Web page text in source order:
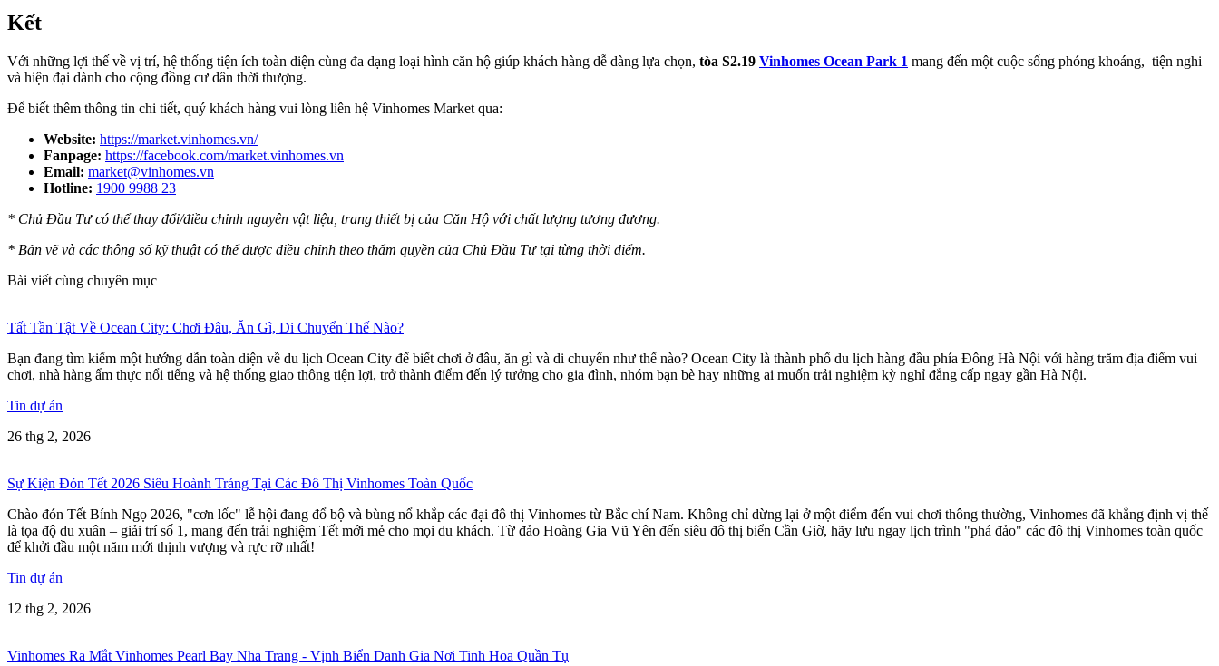
Kết
Với những lợi thế về vị trí, hệ thống tiện ích toàn diện cùng đa dạng loại hình căn hộ giúp khách hàng dễ dàng lựa chọn, tòa S2.19 Vinhomes Ocean Park 1 mang đến một cuộc sống phóng khoáng, tiện nghi
và hiện đại dành cho cộng đồng cư dân thời thượng.
Để biết thêm thông tin chi tiết, quý khách hàng vui lòng liên hệ Vinhomes Market qua:
Website: https://market.vinhomes.vn/
Fanpage: https://facebook.com/market.vinhomes.vn
Email: market@vinhomes.vn
Hotline: 1900 9988 23
* Chủ Đầu Tư có thể thay đổi/điều chỉnh nguyên vật liệu, trang thiết bị của Căn Hộ với chất lượng tương đương.
* Bản vẽ và các thông số kỹ thuật có thể được điều chỉnh theo thẩm quyền của Chủ Đầu Tư tại từng thời điểm.
Bài viết cùng chuyên mục
Tất Tần Tật Về Ocean City: Chơi Đâu, Ăn Gì, Di Chuyển Thế Nào?
Bạn đang tìm kiếm một hướng dẫn toàn diện về du lịch Ocean City để biết chơi ở đâu, ăn gì và di chuyển như thế nào? Ocean City là thành phố du lịch hàng đầu phía Đông Hà Nội với hàng trăm địa điểm vui
chơi, nhà hàng ẩm thực nổi tiếng và hệ thống giao thông tiện lợi, trở thành điểm đến lý tưởng cho gia đình, nhóm bạn bè hay những ai muốn trải nghiệm kỳ nghỉ đẳng cấp ngay gần Hà Nội.
Tin dự án
26 thg 2, 2026
Sự Kiện Đón Tết 2026 Siêu Hoành Tráng Tại Các Đô Thị Vinhomes Toàn Quốc
Chào đón Tết Bính Ngọ 2026, "cơn lốc" lễ hội đang đổ bộ và bùng nổ khắp các đại đô thị Vinhomes từ Bắc chí Nam. Không chỉ dừng lại ở một điểm đến vui chơi thông thường, Vinhomes đã khẳng định vị thế
là tọa độ du xuân – giải trí số 1, mang đến trải nghiệm Tết mới mẻ cho mọi du khách. Từ đảo Hoàng Gia Vũ Yên đến siêu đô thị biển Cần Giờ, hãy lưu ngay lịch trình "phá đảo" các đô thị Vinhomes toàn quốc
để khởi đầu một năm mới thịnh vượng và rực rỡ nhất!
Tin dự án
12 thg 2, 2026
Vinhomes Ra Mắt Vinhomes Pearl Bay Nha Trang - Vịnh Biển Danh Gia Nơi Tinh Hoa Quần Tụ